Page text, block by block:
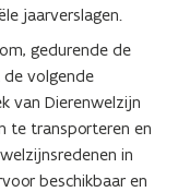
jaarverslagen.
gedurende de
volgende
van Dierenwelzijn
te transporteren en
in
beschikbaar en